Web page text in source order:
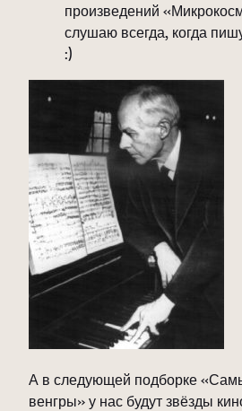
произведений
слушаю всегда, когда
:)
А в следующей подборке
венгры» у нас будут звёзды